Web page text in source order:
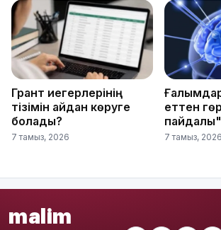
Грант иегерлерінің
тізімін қайдан көруге
болады?
7 тамыз, 2026
еттен
7 тамыз, 2026
malim